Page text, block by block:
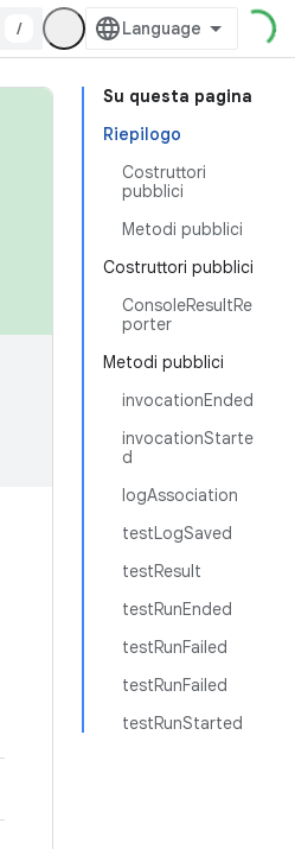
/
Su questa pagina
Riepilogo
Costruttori
pubblici
Metodi pubblici
Costruttori pubblici
ConsoleResultRe
porter
Metodi pubblici
invocationEnded
invocationStarte
d
logAssociation
testLogSaved
testResult
testRunEnded
testRunFailed
testRunFailed
testRunStarted